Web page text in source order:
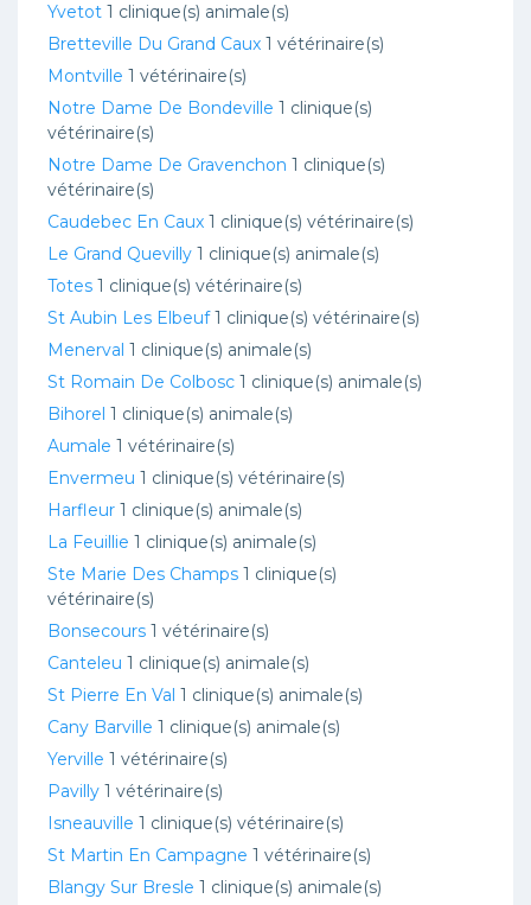
Yvetot 1 clinique(s) animale(s)
Bretteville Du Grand Caux 1 vétérinaire(s)
Montville 1 vétérinaire(s)
Notre Dame De Bondeville 1 clinique(s)
vétérinaire(s)
Notre Dame De Gravenchon 1 clinique(s)
vétérinaire(s)
Caudebec En Caux 1 clinique(s) vétérinaire(s)
Le Grand Quevilly 1 clinique(s) animale(s)
Totes 1 clinique(s) vétérinaire(s)
St Aubin Les Elbeuf1 clinique(s) vétérinaire(s)
Menerval 1 clinique(s) animale(s)
St Romain De Colbosc 1 clinique(s) animale(s)
Bihorel 1 clinique(s) animale(s)
Aumale 1 vétérinaire(s)
Envermeu 1 clinique(s) vétérinaire(s)
Harfleur 1 clinique(s) animale(s)
La Feuillie 1 clinique(s) animale(s)
Ste Marie Des Champs 1 clinique(s)
vétérinaire(s)
Bonsecours 1 vétérinaire(s)
Canteleu 1 clinique(s) animale(s)
St Pierre En Val 1 clinique(s) animale(s)
Cany Barville 1 clinique(s) animale(s)
Yerville 1 vétérinaire(s)
Pavilly 1 vétérinaire(s)
Isneauville 1 clinique(s) vétérinaire(s)
St Martin En Campagne 1 vétérinaire(s)
Blangy Sur Bresle 1 clinique(s) animale(s)